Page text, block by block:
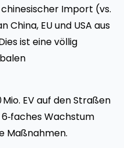
Import (vs.
China, EU und USA aus
ist eine völlig
EV auf den Straßen
Wachstum
Maßnahmen.